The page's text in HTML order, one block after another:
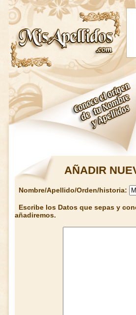
AÑADIR
Nombre/Apellido/Orden/historia:
Escribe los Datos que sepas y
añadiremos.